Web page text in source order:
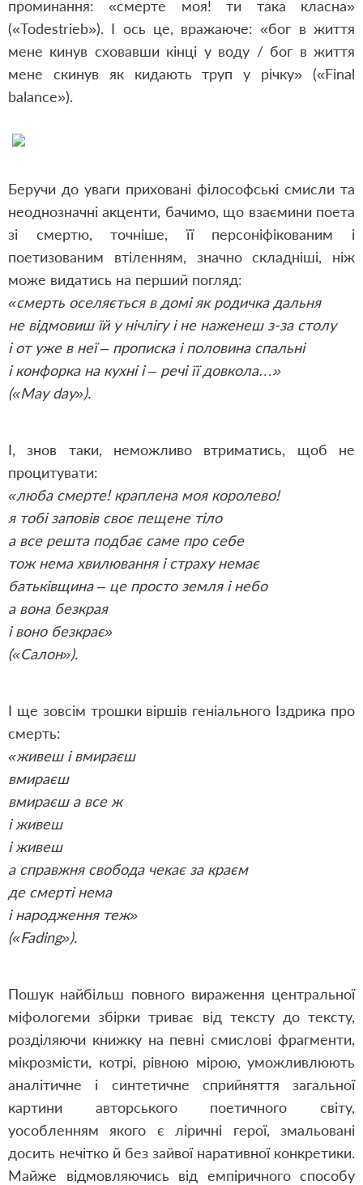
проминання: «смерте моя! ти така класна»
(«Todestrieb»). І ось це, вражаюче: «бог в життя
мене кинув сховавши кінці у воду / бог в життя
мене скинув як кидають труп у річку» («Final
balance»).
Беручи до уваги приховані філософські смисли та
неоднозначні акценти, бачимо, що взаємини поета
зі смертю, точніше, її персоніфікованим і
поетизованим втіленням, значно складніші, ніж
може видатись на перший погляд:
«смерть оселяється в домі як родичка дальня
не відмовиш їй у нічлігу і не наженеш з-за столу
і от уже в неї – прописка і половина спальні
і конфорка на кухні і – речі її довкола…»
(«May day»).
І, знов таки, неможливо втриматись, щоб не
процитувати:
«люба смерте! краплена моя королево!
я тобі заповів своє пещене тіло
а все решта подбає саме про себе
тож нема хвилювання і страху немає
батьківщина – це просто земля і небо
а вона безкрая
і воно безкрає»
(«Салон»).
І ще зовсім трошки віршів геніального Іздрика про
смерть:
«живеш і вмираєш
вмираєш
вмираєш а все ж
і живеш
і живеш
а справжня свобода чекає за краєм
де смерті нема
і народження теж»
(«Fading»).
Пошук найбільш повного вираження центральної
міфологеми збірки триває від тексту до тексту,
розділяючи книжку на певні смислові фрагменти,
мікрозмісти, котрі, рівною мірою, уможливлюють
аналітичне і синтетичне сприйняття загальної
картини авторського поетичного світу,
уособленням якого є ліричні герої, змальовані
досить нечітко й без зайвої наративної конкретики.
Майже відмовляючись від емпіричного способу